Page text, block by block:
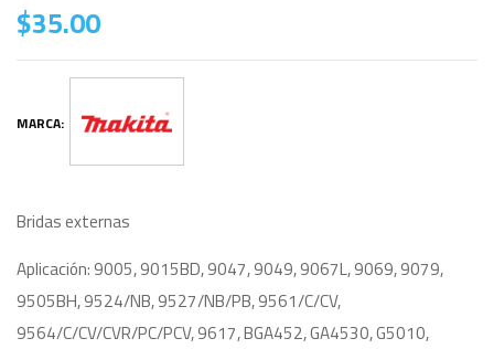
$35.00
MARCA:
Bridas externas
Aplicación: 9005, 9015BD, 9047, 9049, 9067L, 9069, 9079,
9505BH, 9524/NB, 9527/NB/PB, 9561/C/CV,
9564/C/CV/CVR/PC/PCV, 9617, BGA452, GA4530, G5010,